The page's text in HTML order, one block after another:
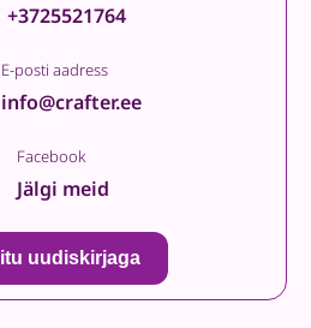
+3725521764
E-posti aadress
info@crafter.ee
Facebook
Jälgi meid
uudiskirjaga